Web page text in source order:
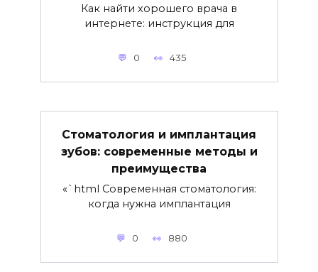
Как найти хорошего врача в
интернете: инструкция для
0 435
Стоматология и имплантация
зубов: современные методы и
преимущества
«`html Современная стоматология:
когда нужна имплантация
0 880